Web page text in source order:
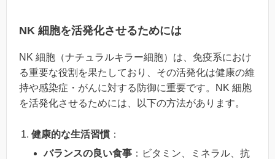
NK 細胞を活発化させるためには
NK 細胞（ナチュラルキラー細胞）は、免疫系におけ
る重要な役割を果たしており、その活発化は健康の維
持や感染症・がんに対する防御に重要です。NK 細胞
を活発化させるためには、以下の方法があります。
健康的な生活習慣 ：
バランスの良い食事 ：ビタミン、ミネラル、抗